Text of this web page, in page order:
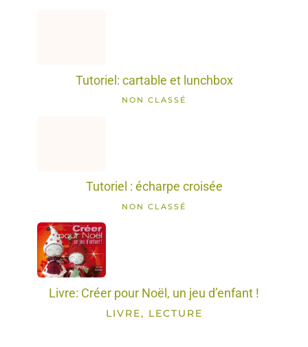
Tutoriel: cartable et lunchbox
NON CLASSÉ
Tutoriel : écharpe croisée
NON CLASSÉ
Livre: Créer pour Noël, un jeu d’enfant !
LIVRE, LECTURE